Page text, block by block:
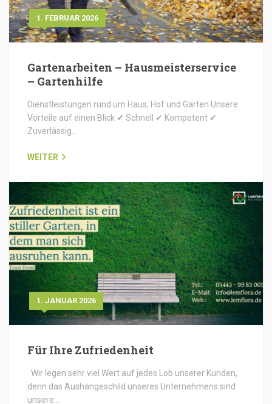
1. FEBRUAR 2026
Gartenarbeiten – Hausmeisterservice
– Gartenhilfe
Dienstleistungen rund um Haus, Hof und Garten Unsere
Vorteile auf einen Blick ✔ Schnell ✔ Kompetent ✔
Zuverlässig…
WEITER
1. JANUAR 2026
Für Ihre Zufriedenheit
Wir legen sehr viel Wert auf jedes Lob unserer Kunden,
denn das Aushängeschild unseres Unternehmens sind
unsere…